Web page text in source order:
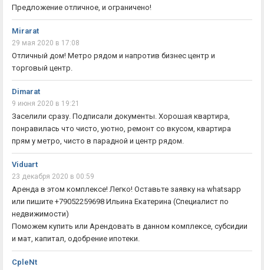
Предложение отличное, и ограничено!
Mirarat
29 мая 2020 в 17:08
Отличный дом! Метро рядом и напротив бизнес центр и
торговый центр.
Dimarat
9 июня 2020 в 19:21
Заселили сразу. Подписали документы. Хорошая квартира,
понравилась что чисто, уютно, ремонт со вкусом, квартира
прям у метро, чисто в парадной и центр рядом.
Viduart
23 декабря 2020 в 00:59
Аренда в этом комплексе! Легко! Оставьте заявку на whatsapp
или пишите +79052259698 Ильина Екатерина (Специалист по
недвижимости)
Поможем купить или Арендовать в данном комплексе, субсидии
и мат, капитал, одобрение ипотеки.
CpleNt